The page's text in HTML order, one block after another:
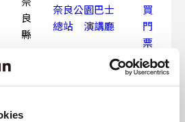
良
縣
奈良公園巴士
總站 演講廳
買
門
票